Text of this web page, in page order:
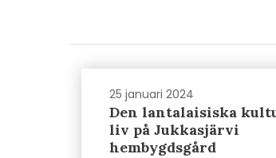
25 januari 2024
Den lantalaisiska
liv på Jukkasjärvi
hembygdsgård